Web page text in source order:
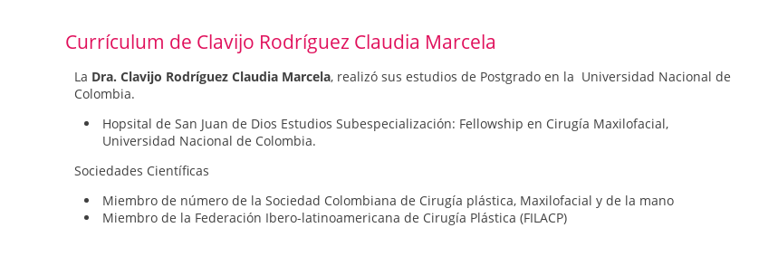
Currículum de Clavijo Rodríguez Claudia Marcela
La Dra. Clavijo Rodríguez Claudia Marcela, realizó sus estudios de Postgrado en la Universidad Nacional de
Colombia.
Hopsital de San Juan de Dios Estudios Subespecialización: Fellowship en Cirugía Maxilofacial,
Universidad Nacional de Colombia.
Sociedades Científicas
Miembro de número de la Sociedad Colombiana de Cirugía plástica, Maxilofacial y de la mano
Miembro de la Federación Ibero-latinoamericana de Cirugía Plástica (FILACP)